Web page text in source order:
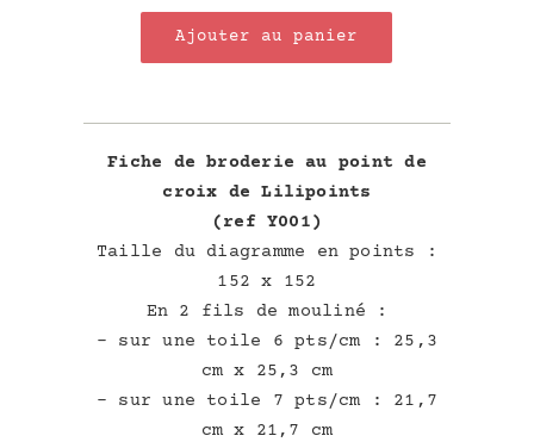
de
Le
Ajouter au panier
Fiche de broderie au point de
croix de Lilipoints
(ref Y001)
Taille du diagramme en points :
152 x 152
En 2 fils de mouliné :
– sur une toile 6 pts/cm : 25,3
cm x 25,3 cm
– sur une toile 7 pts/cm : 21,7
cm x 21,7 cm